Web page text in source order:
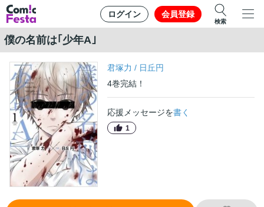
ログイン 会員登録
検索
僕の名前は｢少年A｣
君塚力 / 日丘円
4巻完結！
応援メッセージを書く
1